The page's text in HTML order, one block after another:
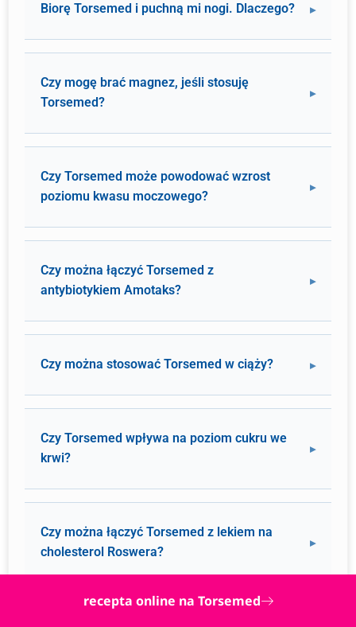
Biorę Torsemed i puchną mi nogi. Dlaczego?
Czy mogę brać magnez, jeśli stosuję
Torsemed?
Czy Torsemed może powodować wzrost
poziomu kwasu moczowego?
Czy można łączyć Torsemed z
antybiotykiem Amotaks?
Czy można stosować Torsemed w ciąży?
Czy Torsemed wpływa na poziom cukru we
krwi?
Czy można łączyć Torsemed z lekiem na
cholesterol Roswera?
recepta online na Torsemed